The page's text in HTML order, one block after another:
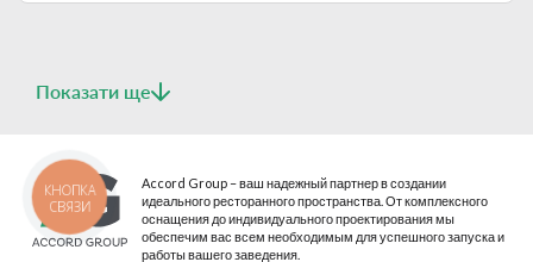
Показати ще
Accord Group – ваш надежный партнер в создании
идеального ресторанного пространства. От комплексного
оснащения до индивидуального проектирования мы
обеспечим вас всем необходимым для успешного запуска и
работы вашего заведения.
КНОПКА
СВЯЗИ